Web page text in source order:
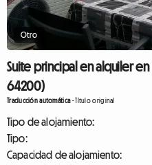
Otro
Suite principal en alquiler
64200)
Traducción automática-Título original
Tipo de alojamiento:
Tipo:
Capacidad de alojamiento: